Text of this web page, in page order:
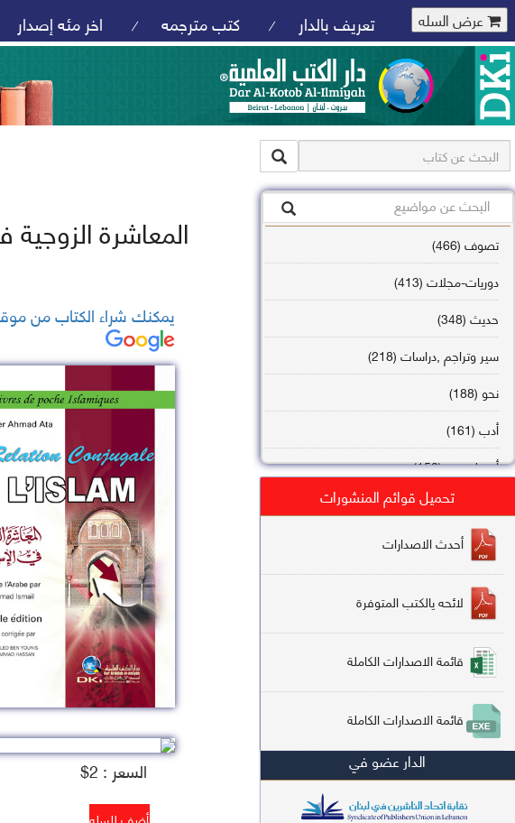
عرض السله تعريف بالدار / كتب مترجمه / اخر مئه إصدار
تصوف (466)
دوريات-مجلات (413)
حديث (348)
سير وتراجم ,دراسات (218)
نحو (188)
أدب (161)
أصول فقه (158)
تاريخ (138)
فقه شافعي (132)
فقه حنفي (113)
فقه مالكي (112)
تفسير قرآن (106)
علم كلام (96)
أخلاق وتصوف (91)
سير وتراجم (90)
تحميل قوائم المنشورات
أحدث الاصدارات
لائحه يالكتب المتوفرة
قائمة الاصدارات الكاملة
قائمة الاصدارات الكاملة
الدار عضو في
المعاشرة الزوجية
يمكنك شراء الكتاب من
السعر : 2$